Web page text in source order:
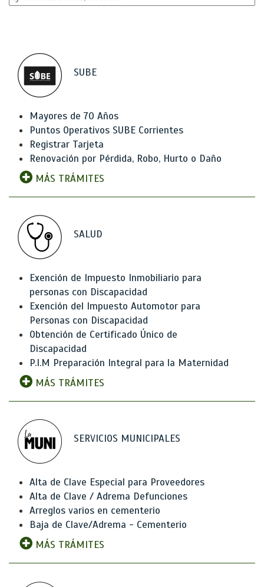
SUBE
Mayores de 70 Años
Puntos Operativos SUBE Corrientes
Registrar Tarjeta
Renovación por Pérdida, Robo, Hurto o Daño
MÁS TRÁMITES
SALUD
Exención de Impuesto Inmobiliario para
personas con Discapacidad
Exención del Impuesto Automotor para
Personas con Discapacidad
Obtención de Certificado Único de
Discapacidad
P.I.M Preparación Integral para la Maternidad
MÁS TRÁMITES
SERVICIOS MUNICIPALES
Alta de Clave Especial para Proveedores
Alta de Clave / Adrema Defunciones
Arreglos varios en cementerio
Baja de Clave/Adrema - Cementerio
MÁS TRÁMITES